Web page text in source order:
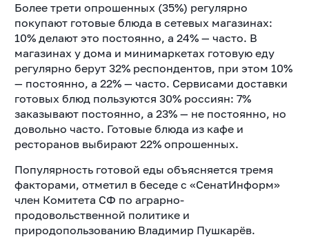
Более трети опрошенных (35%) регулярно
покупают готовые блюда в сетевых магазинах:
10% делают это постоянно, а 24% — часто. В
магазинах у дома и минимаркетах готовую еду
регулярно берут 32% респондентов, при этом 10%
— постоянно, а 22% — часто. Сервисами доставки
готовых блюд пользуются 30% россиян: 7%
заказывают постоянно, а 23% — не постоянно, но
довольно часто. Готовые блюда из кафе и
ресторанов выбирают 22% опрошенных.
Популярность готовой еды объясняется тремя
факторами, отметил в беседе с «СенатИнформ»
член Комитета СФ по аграрно-
продовольственной политике и
природопользованию Владимир Пушкарёв.